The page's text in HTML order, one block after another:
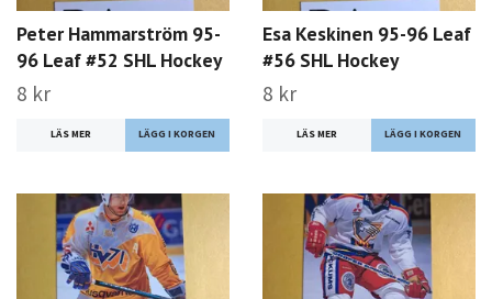
Peter Hammarström 95-
96 Leaf #52 SHL Hockey
8 kr
LÄS MER
Esa Keskinen 95-96 Leaf
#56 SHL Hockey
8 kr
LÄS MER